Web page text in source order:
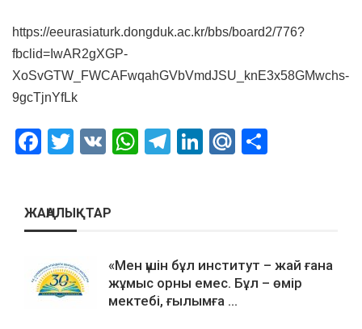
https://eeurasiaturk.dongduk.ac.kr/bbs/board2/776?
fbclid=IwAR2gXGP-
XoSvGTW_FWCAFwqahGVbVmdJSU_knE3x58GMwchs-
9gcTjnYfLk
Facebook
Twitter
VK WhatsApp
Telegram
LinkedIn
Mail.Ru
ЖАҢАЛЫҚТАР
«Мен үшін бұл институт – жай ғана
жұмыс орны емес. Бұл – өмір
мектебі, ғылымға ...